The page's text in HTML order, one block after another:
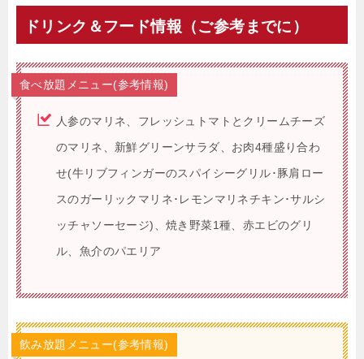
ドリンク＆フード情報（ご参考までに）
食べ放題メニュー(参考情報)
人参のマリネ、フレッシュトマトとクリームチーズ
のマリネ、新鮮グリーンサラダ、お肉4種盛り合わ
せ(牛リブフィンガーのスパイシーグリル･豚肩ロー
スのガーリックマリネ･レモンマリネチキン･サルシ
ッチャソーセージ)、焼き野菜1種、赤エビのグリ
ル、魚介のパエリア
飲み放題メニュー(参考情報)